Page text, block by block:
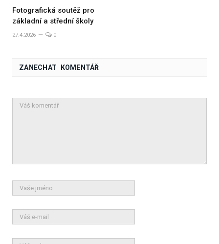
Fotografická soutěž pro
základní a střední školy
27.4.2026 0
ZANECHAT KOMENTÁŘ